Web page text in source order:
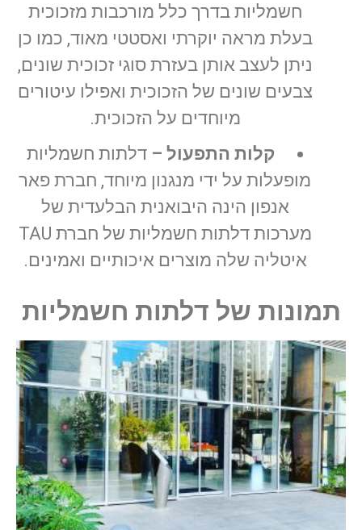
חשמליות בדרך כלל מורכבות מזכוכית
בעלת מראה יוקרתי ואסטטי מאוד, כמו כן
ניתן לעצב אותן בעזרת סוגי זכוכית שונים,
צבעים שונים של הזכוכית ואפילו עיטורים
מיוחדים על הזכוכית.
קלות התפעול – דלתות חשמליות
מופעלות על ידי מנגנון מיוחד, חברת פאר
אנפון הינה היבואנית הבלעדית של
מערכות דלתות חשמליות של חברת TAU
איטליה שלה מוצרים איכותיים ואמינים.
תמונות של דלתות חשמליות